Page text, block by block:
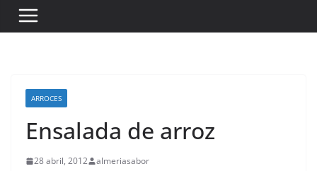
ARROCES
Ensalada de arroz
28 abril, 2012 almeriasabor